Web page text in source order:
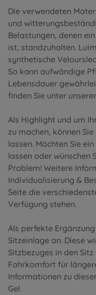
Die verwendeten
und
Belastungen, denen
ist, standzuhalten.
synthetische
So kann aufwändige
Lebensdauer
finden Sie unter
Als Highlight und um
zu machen, können
lassen. Möchten Sie
lassen oder wünschen
Problem! Weitere
Individualisierung &
Seite die
Verfügung stehen.
Als perfekte
Sitzeinlage an. Diese
Sitzbezuges in den
Fahrkomfort für
Informationen zu
Gel.